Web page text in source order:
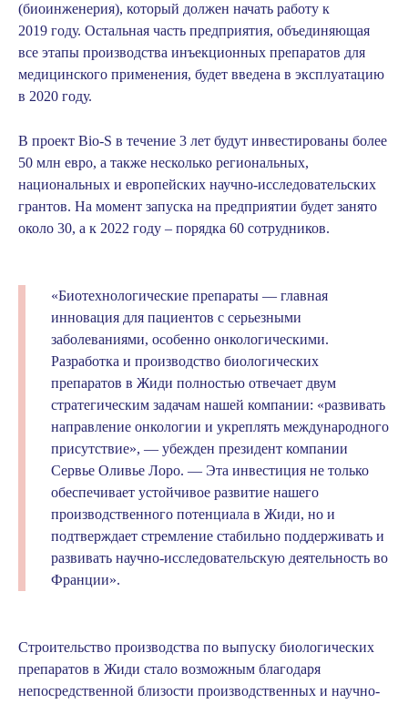
(биоинженерия), который должен начать работу к
2019 году. Остальная часть предприятия, объединяющая
все этапы производства инъекционных препаратов для
медицинского применения, будет введена в эксплуатацию
в 2020 году.
В проект Bio-S в течение 3 лет будут инвестированы более
50 млн евро, а также несколько региональных,
национальных и европейских научно-исследовательских
грантов. На момент запуска на предприятии будет занято
около 30, а к 2022 году – порядка 60 сотрудников.
«Биотехнологические препараты — главная
инновация для пациентов с серьезными
заболеваниями, особенно онкологическими.
Разработка и производство биологических
препаратов в Жиди полностью отвечает двум
стратегическим задачам нашей компании: «развивать
направление онкологии и укреплять международного
присутствие», — убежден президент компании
Сервье Оливье Лоро. — Эта инвестиция не только
обеспечивает устойчивое развитие нашего
производственного потенциала в Жиди, но и
подтверждает стремление стабильно поддерживать и
развивать научно-исследовательскую деятельность во
Франции».
Строительство производства по выпуску биологических
препаратов в Жиди стало возможным благодаря
непосредственной близости производственных и научно-